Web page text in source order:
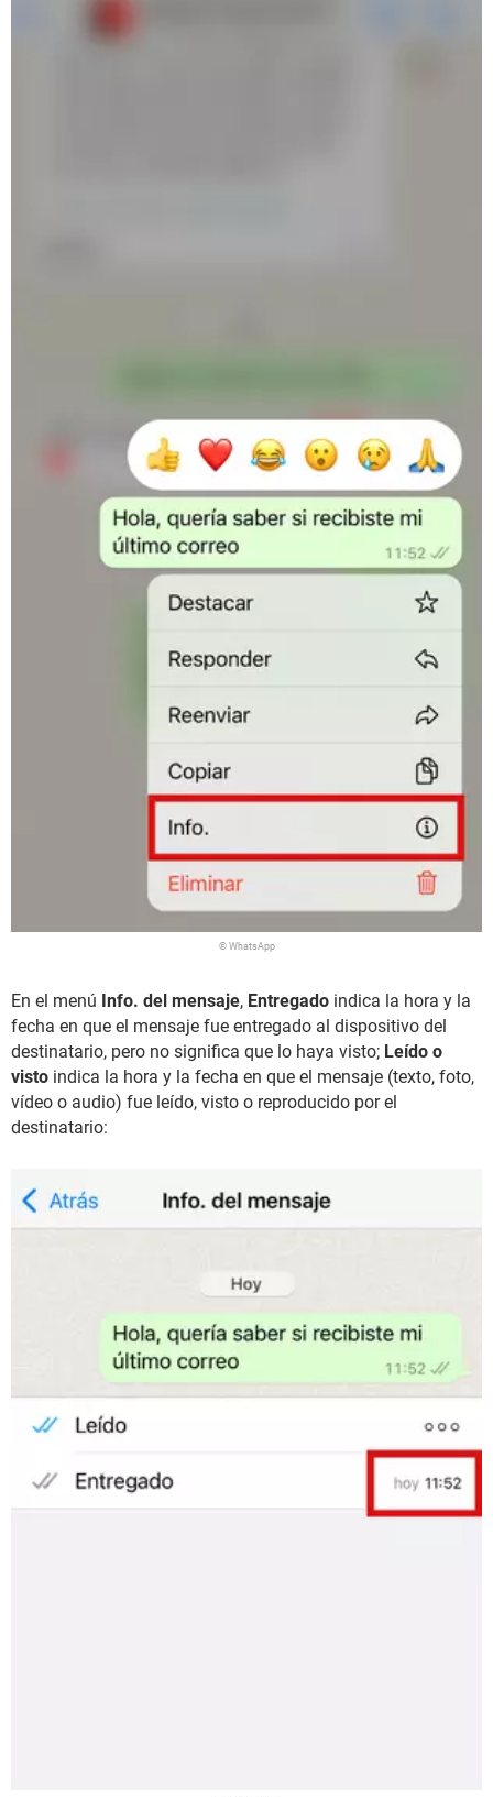
© WhatsApp
En el menú Info. del mensaje, Entregado indica la hora y la
fecha en que el mensaje fue entregado al dispositivo del
destinatario, pero no significa que lo haya visto; Leído o
visto indica la hora y la fecha en que el mensaje (texto, foto,
vídeo o audio) fue leído, visto o reproducido por el
destinatario: